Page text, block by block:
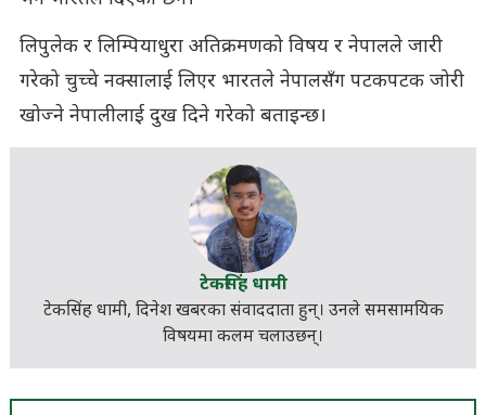
लिपुलेक र लिम्पियाधुरा अतिक्रमणको विषय र नेपालले जारी
गरेको चुच्चे नक्सालाई लिएर भारतले नेपालसँग पटकपटक जोरी
खोज्ने नेपालीलाई दुख दिने गरेको बताइन्छ।
टेकसिंह धामी
टेकसिंह धामी, दिनेश खबरका संवाददाता हुन्। उनले समसामयिक
विषयमा कलम चलाउछन्।